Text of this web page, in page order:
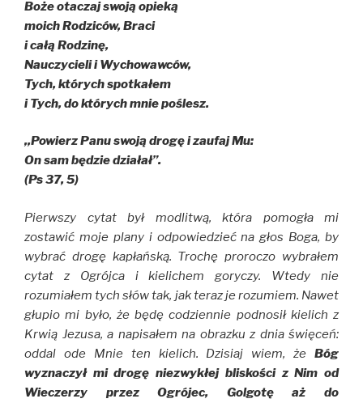
Boże otaczaj swoją opieką
moich Rodziców, Braci
i całą Rodzinę,
Nauczycieli i Wychowawców,
Tych, których spotkałem
i Tych, do których mnie poślesz.
,,Powierz Panu swoją drogę i zaufaj Mu:
On sam będzie działał”.
(Ps 37, 5)
Pierwszy cytat był modlitwą, która pomogła mi
zostawić moje plany i odpowiedzieć na głos Boga, by
wybrać drogę kapłańską. Trochę proroczo wybrałem
cytat z Ogrójca i kielichem goryczy. Wtedy nie
rozumiałem tych słów tak, jak teraz je rozumiem. Nawet
głupio mi było, że będę codziennie podnosił kielich z
Krwią Jezusa, a napisałem na obrazku z dnia święceń:
oddal ode Mnie ten kielich. Dzisiaj wiem, że Bóg
wyznaczył mi drogę niezwykłej bliskości z Nim od
Wieczerzy przez Ogrójec, Golgotę aż do